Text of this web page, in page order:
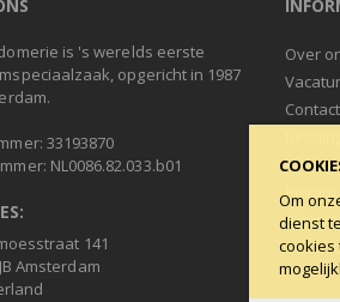
is 's werelds eerste
opgericht in 1987
33193870
NL0086.82.033.b01
141
Amsterdam
Over
Contact
Ruilen
Privacy
Om
dienst
cookies